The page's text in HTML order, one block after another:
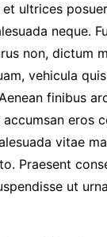
ultrices
neque.
non, dictum
vehicula
finibus
eros
vitae
Praesent
ut